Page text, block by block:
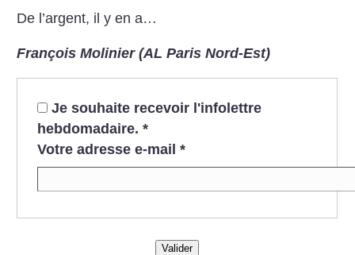
De l’argent, il y en a…
François Molinier (AL Paris Nord-Est)
Je souhaite recevoir l'infolettre
hebdomadaire. *
Votre adresse e-mail *
Valider